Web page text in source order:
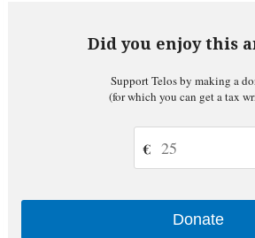
Did you enjoy this
Support Telos by making a
(for which you can get a tax
€
Donate